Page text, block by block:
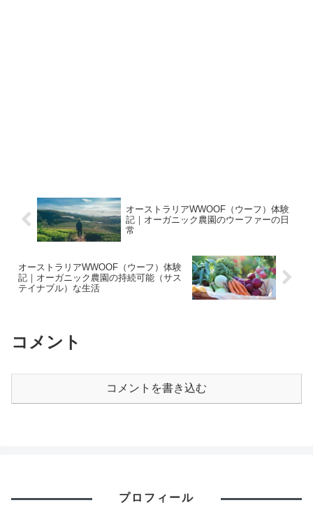
オーストラリアWWOOF（ウーフ）体験
記｜オーガニック農園のウーファーの日
常
オーストラリアWWOOF（ウーフ）体験
記｜オーガニック農園の持続可能（サス
テイナブル）な生活
コメント
コメントを書き込む
プロフィール